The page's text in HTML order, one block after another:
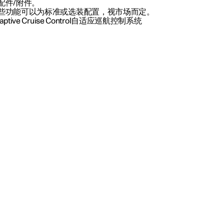
件/附件。
功能可以为标准或选装配置，视市场而定。
Cruise Control自适应巡航控制系统